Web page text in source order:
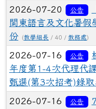
2026-07-20 公告
閩東語言及文化暑假
份
(教學組長 / 40 / 教務處)
2026-07-16 公告
年度第1-4次代理代
甄選(第3次招考)錄取
2026-07-16 公告